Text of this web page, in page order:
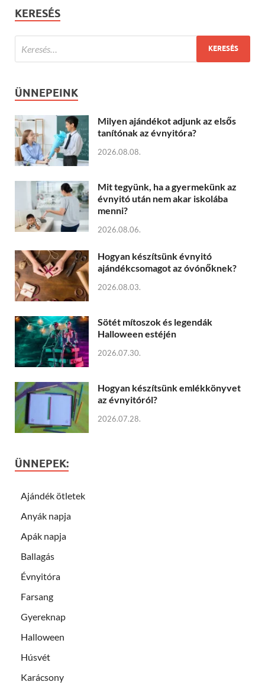
KERESÉS
ÜNNEPEINK
Milyen ajándékot adjunk az elsős
tanítónak az évnyitóra?
2026.08.08.
Mit tegyünk, ha a gyermekünk az
évnyitó után nem akar iskolába
menni?
2026.08.06.
Hogyan készítsünk évnyitó
ajándékcsomagot az óvónőknek?
2026.08.03.
Sötét mítoszok és legendák
Halloween estéjén
2026.07.30.
Hogyan készítsünk emlékkönyvet
az évnyitóról?
2026.07.28.
ÜNNEPEK:
Ajándék ötletek
Anyák napja
Apák napja
Ballagás
Évnyitóra
Farsang
Gyereknap
Halloween
Húsvét
Karácsony